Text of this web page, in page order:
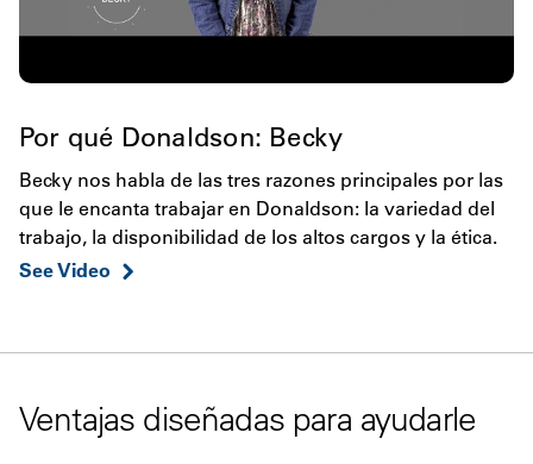
Por qué Donaldson: Becky
Becky nos habla de las tres razones principales por las
que le encanta trabajar en Donaldson: la variedad del
trabajo, la disponibilidad de los altos cargos y la ética.
See Video
Ventajas diseñadas para ayudarle